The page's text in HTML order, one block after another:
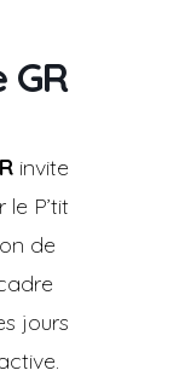
GR
invite
P’tit
de
jours